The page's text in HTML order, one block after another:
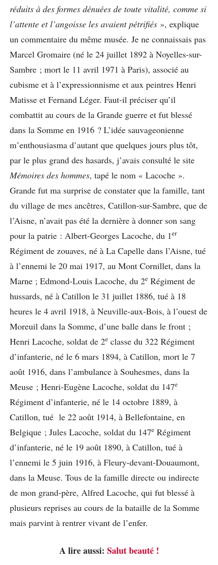
réduits à des formes dénuées de toute vitalité, comme si
l’attente et l’angoisse les avaient pétrifiés », explique
un commentaire du même musée. Je ne connaissais pas
Marcel Gromaire (né le 24 juillet 1892 à Noyelles-sur-
Sambre ; mort le 11 avril 1971 à Paris), associé au
cubisme et à l’expressionnisme et aux peintres Henri
Matisse et Fernand Léger. Faut-il préciser qu’il
combattit au cours de la Grande guerre et fut blessé
dans la Somme en 1916 ? L’idée sauvageonienne
m’enthousiasma d’autant que quelques jours plus tôt,
par le plus grand des hasards, j’avais consulté le site
Mémoires des hommes, tapé le nom « Lacoche ».
Grande fut ma surprise de constater que la famille, tant
du village de mes ancêtres, Catillon-sur-Sambre, que de
l’Aisne, n’avait pas été la dernière à donner son sang
pour la patrie : Albert-Georges Lacoche, du 1er
Régiment de zouaves, né à La Capelle dans l’Aisne, tué
à l’ennemi le 20 mai 1917, au Mont Cornillet, dans la
Marne ; Edmond-Louis Lacoche, du 2e Régiment de
hussards, né à Catillon le 31 juillet 1886, tué à 18
heures le 4 avril 1918, à Neuville-aux-Bois, à l’ouest de
Moreuil dans la Somme, d’une balle dans le front ;
Henri Lacoche, soldat de 2e classe du 322 Régiment
d’infanterie, né le 6 mars 1894, à Catillon, mort le 7
août 1916, dans l’ambulance à Souhesmes, dans la
Meuse ; Henri-Eugène Lacoche, soldat du 147e
Régiment d’infanterie, né le 14 octobre 1889, à
Catillon, tué le 22 août 1914, à Bellefontaine, en
Belgique ; Jules Lacoche, soldat du 147e Régiment
d’infanterie, né le 19 août 1890, à Catillon, tué à
l’ennemi le 5 juin 1916, à Fleury-devant-Douaumont,
dans la Meuse. Tous de la famille directe ou indirecte
de mon grand-père, Alfred Lacoche, qui fut blessé à
plusieurs reprises au cours de la bataille de la Somme
mais parvint à rentrer vivant de l’enfer.
A lire aussi: Salut beauté !